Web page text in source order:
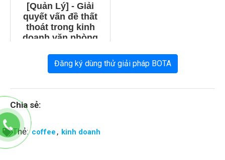
[Quản Lý] - Giải
quyết vấn đề thất
thoát trong kinh
doanh văn phòng
Đăng ký dùng thử giải pháp BOTA
Chia sẻ:
Thẻ:coffee , kinh doanh